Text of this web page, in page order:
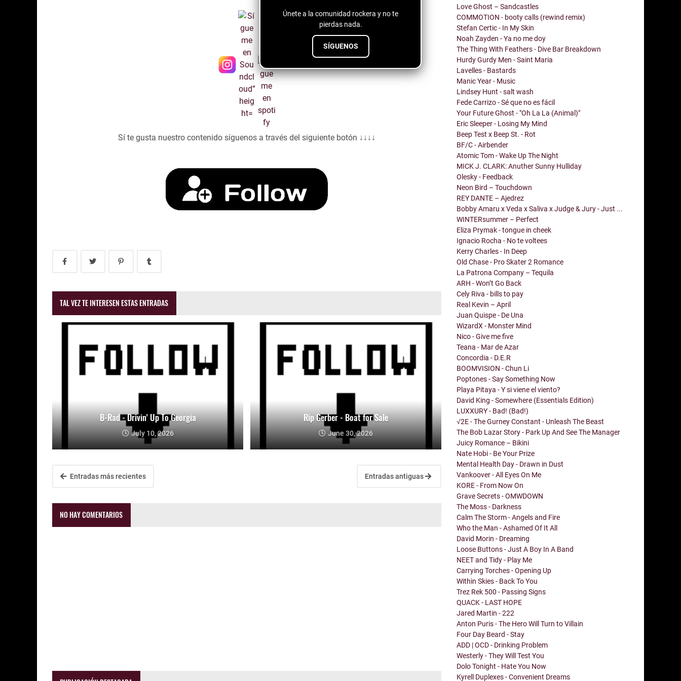
Únete a la comunidad rockera y no te
pierdas nada.
SÍGUENOS
Sí te gusta nuestro contenido síguenos a través del siguiente botón ↓↓↓↓
TAL VEZ TE INTERESEN ESTAS ENTRADAS
B-Rad - Drivin' Up To Georgia
July 10, 2026
Rip Gerber - Boat for Sale
June 30, 2026
Entradas más recientes Entradas antiguas
NO HAY COMENTARIOS
Love Ghost – Sandcastles
COMMOTION - booty calls (rewind remix)
Stefan Certic - In My Skin
Noah Zayden - Ya no me doy
The Thing With Feathers - Dive Bar Breakdown
Hurdy Gurdy Men - Saint Maria
Lavelles - Bastards
Manic Year - Music
Lindsey Hunt - salt wash
Fede Carrizo - Sé que no es fácil
Your Future Ghost - "Oh La La (Animal)"
Eric Sleeper - Losing My Mind
Beep Test x Beep St. - Rot
BF/C - Airbender
Atomic Tom - Wake Up The Night
MICK J. CLARK: Anuther Sunny Hulliday
Olesky - Feedback
Neon Bird – Touchdown
REY DANTE – Ajedrez
Bobby Amaru x Veda x Saliva x Judge & Jury - Just ...
WINTERsummer – Perfect
Eliza Prymak - tongue in cheek
Ignacio Rocha - No te voltees
Kerry Charles - In Deep
Old Chase - Pro Skater 2 Romance
La Patrona Company – Tequila
ARH - Won’t Go Back
Cely Riva - bills to pay
Real Kevin – April
Juan Quispe - De Una
WizardX - Monster Mind
Nico - Give me five
Teana - Mar de Azar
Concordia - D.E.R
BOOMVISION - Chun Li
Poptones - Say Something Now
Playa Pitaya - Y si viene el viento?
David King - Somewhere (Essentials Edition)
LUXXURY - Bad! (Bad!)
√2E - The Gurney Constant - Unleash The Beast
The Bob Lazar Story - Park Up And See The Manager
Juicy Romance – Bikini
Nate Hobi - Be Your Prize
Mental Health Day - Drawn in Dust
Vankoover - All Eyes On Me
KORE - From Now On
Grave Secrets - OMWDOWN
The Moss - Darkness
Calm The Storm - Angels and Fire
Who the Man - Ashamed Of It All
David Morin - Dreaming
Loose Buttons - Just A Boy In A Band
NEET and Tidy - Play Me
Carrying Torches - Opening Up
Within Skies - Back To You
Trez Rek 500 - Passing Signs
QUACK - LAST HOPE
Jared Martin - 222
Anton Puris - The Hero Will Turn to Villain
Four Day Beard - Stay
ADD | OCD - Drinking Problem
Westerly - They Will Test You
Dolo Tonight - Hate You Now
Kyrell Duplexes - Convenient Dreams